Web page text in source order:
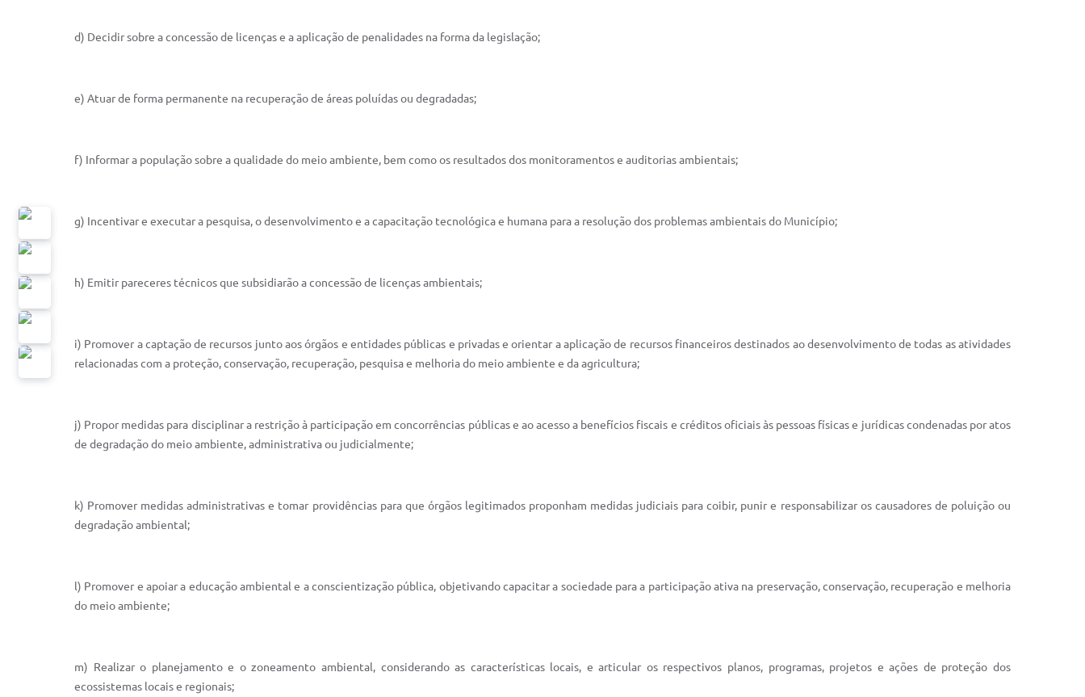
d) Decidir sobre a concessão de licenças e a aplicação de penalidades na forma da legislação;
e) Atuar de forma permanente na recuperação de áreas poluídas ou degradadas;
f) Informar a população sobre a qualidade do meio ambiente, bem como os resultados dos monitoramentos e auditorias ambientais;
g) Incentivar e executar a pesquisa, o desenvolvimento e a capacitação tecnológica e humana para a resolução dos problemas ambientais do Município;
h) Emitir pareceres técnicos que subsidiarão a concessão de licenças ambientais;
i) Promover a captação de recursos junto aos órgãos e entidades públicas e privadas e orientar a aplicação de recursos financeiros destinados ao desenvolvimento de todas as atividades
relacionadas com a proteção, conservação, recuperação, pesquisa e melhoria do meio ambiente e da agricultura;
j) Propor medidas para disciplinar a restrição à participação em concorrências públicas e ao acesso a benefícios fiscais e créditos oficiais às pessoas físicas e jurídicas condenadas por atos
de degradação do meio ambiente, administrativa ou judicialmente;
k) Promover medidas administrativas e tomar providências para que órgãos legitimados proponham medidas judiciais para coibir, punir e responsabilizar os causadores de poluição ou
degradação ambiental;
l) Promover e apoiar a educação ambiental e a conscientização pública, objetivando capacitar a sociedade para a participação ativa na preservação, conservação, recuperação e melhoria
do meio ambiente;
m) Realizar o planejamento e o zoneamento ambiental, considerando as características locais, e articular os respectivos planos, programas, projetos e ações de proteção dos
ecossistemas locais e regionais;